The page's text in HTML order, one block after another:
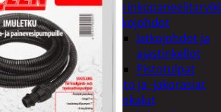
Jatkojohdot
Jatkojohdot ja
ajastinkellot
Pistotulpat
Pisto ja -jakorasiat
Sähkötyökalut